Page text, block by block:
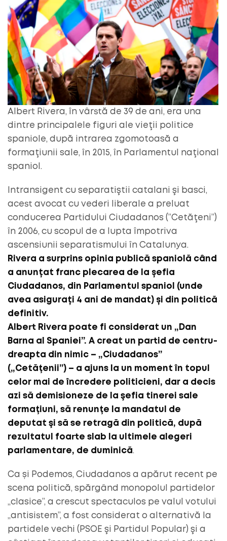
Albert Rivera, în vârstă de 39 de ani, era una
dintre principalele figuri ale vieţii politice
spaniole, după intrarea zgomotoasă a
formaţiunii sale, în 2015, în Parlamentul naţional
spaniol.
Intransigent cu separatiştii catalani şi basci,
acest avocat cu vederi liberale a preluat
conducerea Partidului Ciudadanos (”Cetăţeni”)
în 2006, cu scopul de a lupta împotriva
ascensiunii separatismului în Catalunya.
Rivera a surprins opinia publică spaniolă când
a anunțat franc plecarea de la șefia
Ciudadanos, din Parlamentul spaniol (unde
avea asigurați 4 ani de mandat) și din politică
definitiv.
Albert Rivera poate fi considerat un „Dan
Barna al Spaniei”. A creat un partid de centru-
dreapta din nimic – „Ciudadanos”
(„Cetăţenii”) – a ajuns la un moment în topul
celor mai de încredere politicieni, dar a decis
azi să demisioneze de la şefia tinerei sale
formaţiuni, să renunţe la mandatul de
deputat şi să se retragă din politică, după
rezultatul foarte slab la ultimele alegeri
parlamentare, de duminică.
Ca și Podemos, Ciudadanos a apărut recent pe
scena politică, spărgând monopolul partidelor
„clasice”, a crescut spectaculos pe valul votului
„antisistem”, a fost considerat o alternativă la
partidele vechi (PSOE şi Partidul Popular) şi a